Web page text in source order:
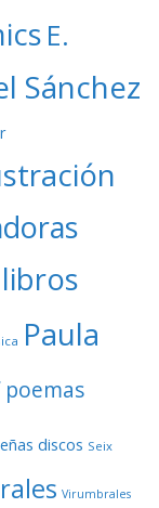
E.
Sánchez
libros
Paula
poemas
discos Seix
Virumbrales